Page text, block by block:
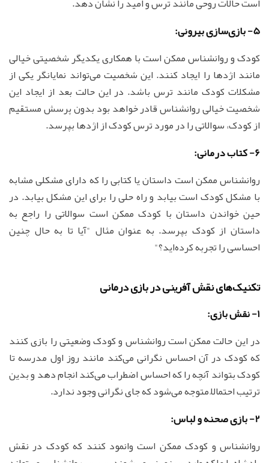
5- بازی‌سازی بیرونی:
کودک و روانشناس ممکن است با همکاری یکدیگر شخصیتی خیالی
مانند اژدها را ایجاد کنند. این شخصیت می‌تواند نمایانگر یکی از
مشکلات کودک مانند ترس باشد. در این حالت بعد از ایجاد این
شخصیت خیالی روانشناس قادر خواهد بود بدون پرسش مستقیم
از کودک، سوالاتی را در مورد ترس کودک از اژدها بپرسد.
6- کتاب درمانی:
روانشناس ممکن است داستان یا کتابی را که دارای مشکلی مشابه
با مشکل کودک است بیابد و راه حلی را برای این مشکل بیابد. در
حین خواندن داستان با کودک ممکن است سوالاتی را راجع به
داستان از کودک بپرسد. به عنوان مثال "آیا تا به حال چنین
احساسی را تجربه کرده‌اید؟"
تکنیک‌های نقش آفرینی در بازی درمانی
1- نقش بازی:
در این حالت ممکن است روانشناس و کودک وضعیتی را بازی کنند
که کودک در آن احساس نگرانی می‌کند مانند روز اول مدرسه تا
کودک بتواند آنچه را که احساس اضطراب می‌کند انجام دهد و بدین
ترتیب احتمالاً متوجه می‌شود که جای نگرانی وجود ندارد.
2- بازی صحنه و لباس:
روانشناس و کودک ممکن است وانمود کنند که کودک در نقش